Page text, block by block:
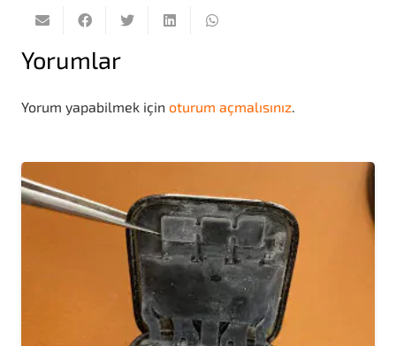
Yorumlar
Yorum yapabilmek için oturum açmalısınız.